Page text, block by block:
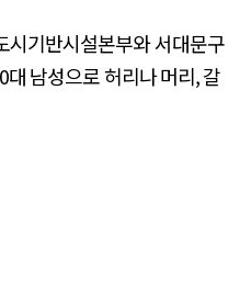
시기반시설본부와 서대문구
대 남성으로 허리나 머리, 갈